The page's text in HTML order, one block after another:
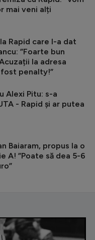
mai veni alți
Rapid care l-a dat
”Foarte bun
la adresa
penalty!”
Alexi Pitu: s-a
- Rapid și ar putea
Baiaram, propus la o
A! ”Poate să dea 5-6